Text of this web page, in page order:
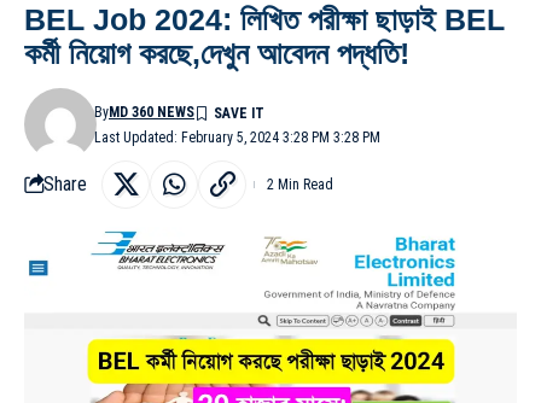
BEL Job 2024: লিখিত পরীক্ষা ছাড়াই BEL
কর্মী নিয়োগ করছে,দেখুন আবেদন পদ্ধতি!
Last Updated: February 5, 2024 3:28 PM 3:28 PM
ByMD 360 NEWS
Share 2 Min Read